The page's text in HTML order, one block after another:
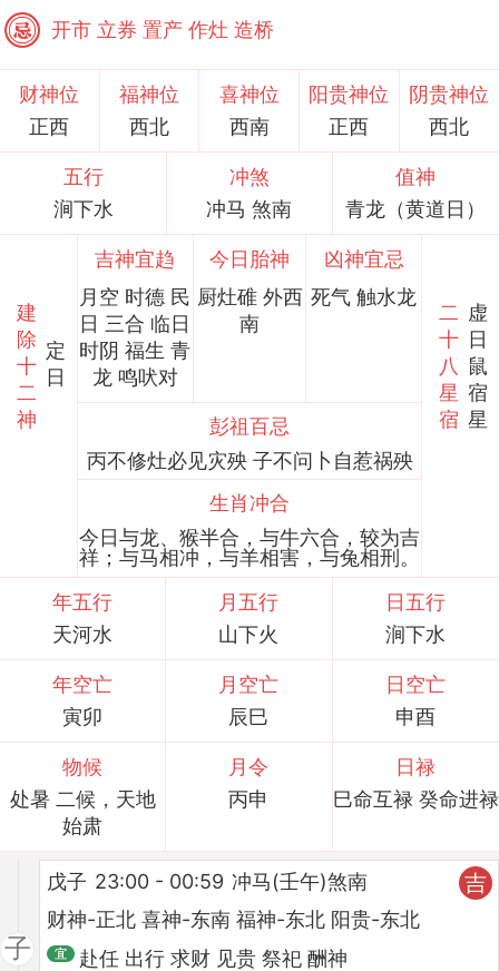
开市 立券置产作灶造桥
财神位
正西
福神位
西北
喜神位
西南
阳贵神位
正西
阴贵神位
西北
五行
涧下水
冲煞
冲马 煞南
值神
青龙（黄道日）
建
除
十
二
神
定
日
吉神宜趋
月空 时德 民
日 三合 临日
时阴 福生 青
龙 鸣吠对
今日胎神
厨灶碓 外西
南
凶神宜忌
死气 触水龙
彭祖百忌
丙不修灶必见灾殃 子不问卜自惹祸殃
生肖冲合
今日与龙、猴半合，与牛六合，较为吉
祥；与马相冲，与羊相害，与兔相刑。
二
十
八
星
宿
虚
日
鼠
宿
星
年五行
天河水
月五行
山下火
日五行
涧下水
年空亡
寅卯
月空亡
辰巳
日空亡
申酉
物候
处暑 二候，天地
始肃
月令
丙申
日禄
巳命互禄 癸命进禄
子
戊子 23:00 - 00:59 冲马(壬午)煞南
财神-正北 喜神-东南 福神-东北 阳贵-东北
赴任 出行 求财 见贵 祭祀 酬神
吉